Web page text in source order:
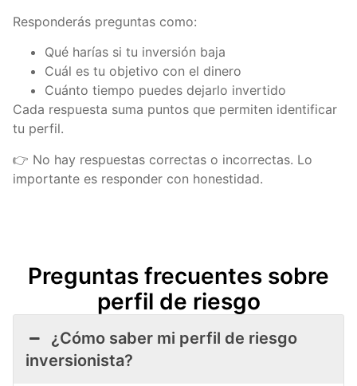
Responderás preguntas como:
Qué harías si tu inversión baja
Cuál es tu objetivo con el dinero
Cuánto tiempo puedes dejarlo invertido
Cada respuesta suma puntos que permiten identificar
tu perfil.
👉 No hay respuestas correctas o incorrectas. Lo
importante es responder con honestidad.
Preguntas frecuentes sobre
perfil de riesgo
¿Cómo saber mi perfil de riesgo
inversionista?